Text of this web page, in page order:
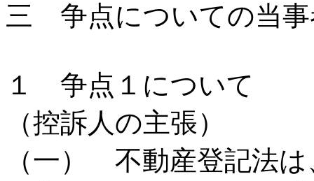
三 争点についての当事
１ 争点１について
（控訴人の主張）
（一） 不動産登記法